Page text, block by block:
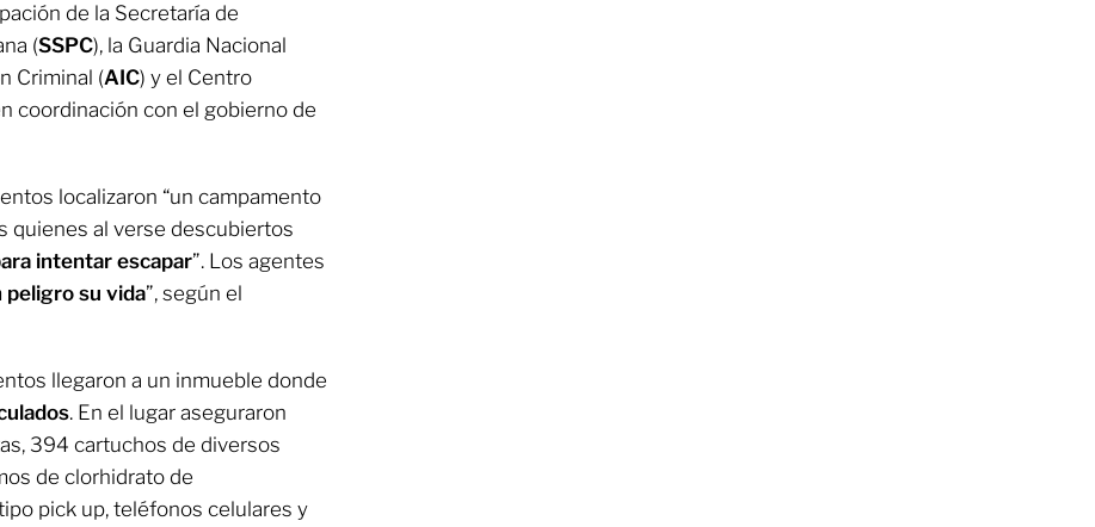
de la Secretaría de
(SSPC), la Guardia Nacional
Criminal (AIC) y el Centro
coordinación con el gobierno de
localizaron “un campamento
quienes al verse descubiertos
intentar escapar”. Los agentes
peligro su vida”, según el
llegaron a un inmueble donde
. En el lugar aseguraron
394 cartuchos de diversos
de clorhidrato de
pick up, teléfonos celulares y